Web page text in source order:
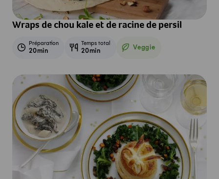
Wraps de chou kale et de racine de persil
Préparation
20min
Temps total
20min Veggie
Veggie